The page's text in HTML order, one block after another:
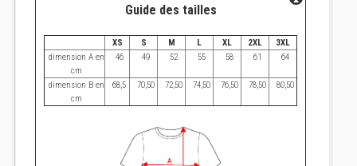
Guide des tailles
XS S M L XL 2XL
3XL
dimension A en
cm
46 49 52 55 58 61 64
dimension B en
cm
68,5 70,50 72,50 74,50 76,50 78,50 80,50